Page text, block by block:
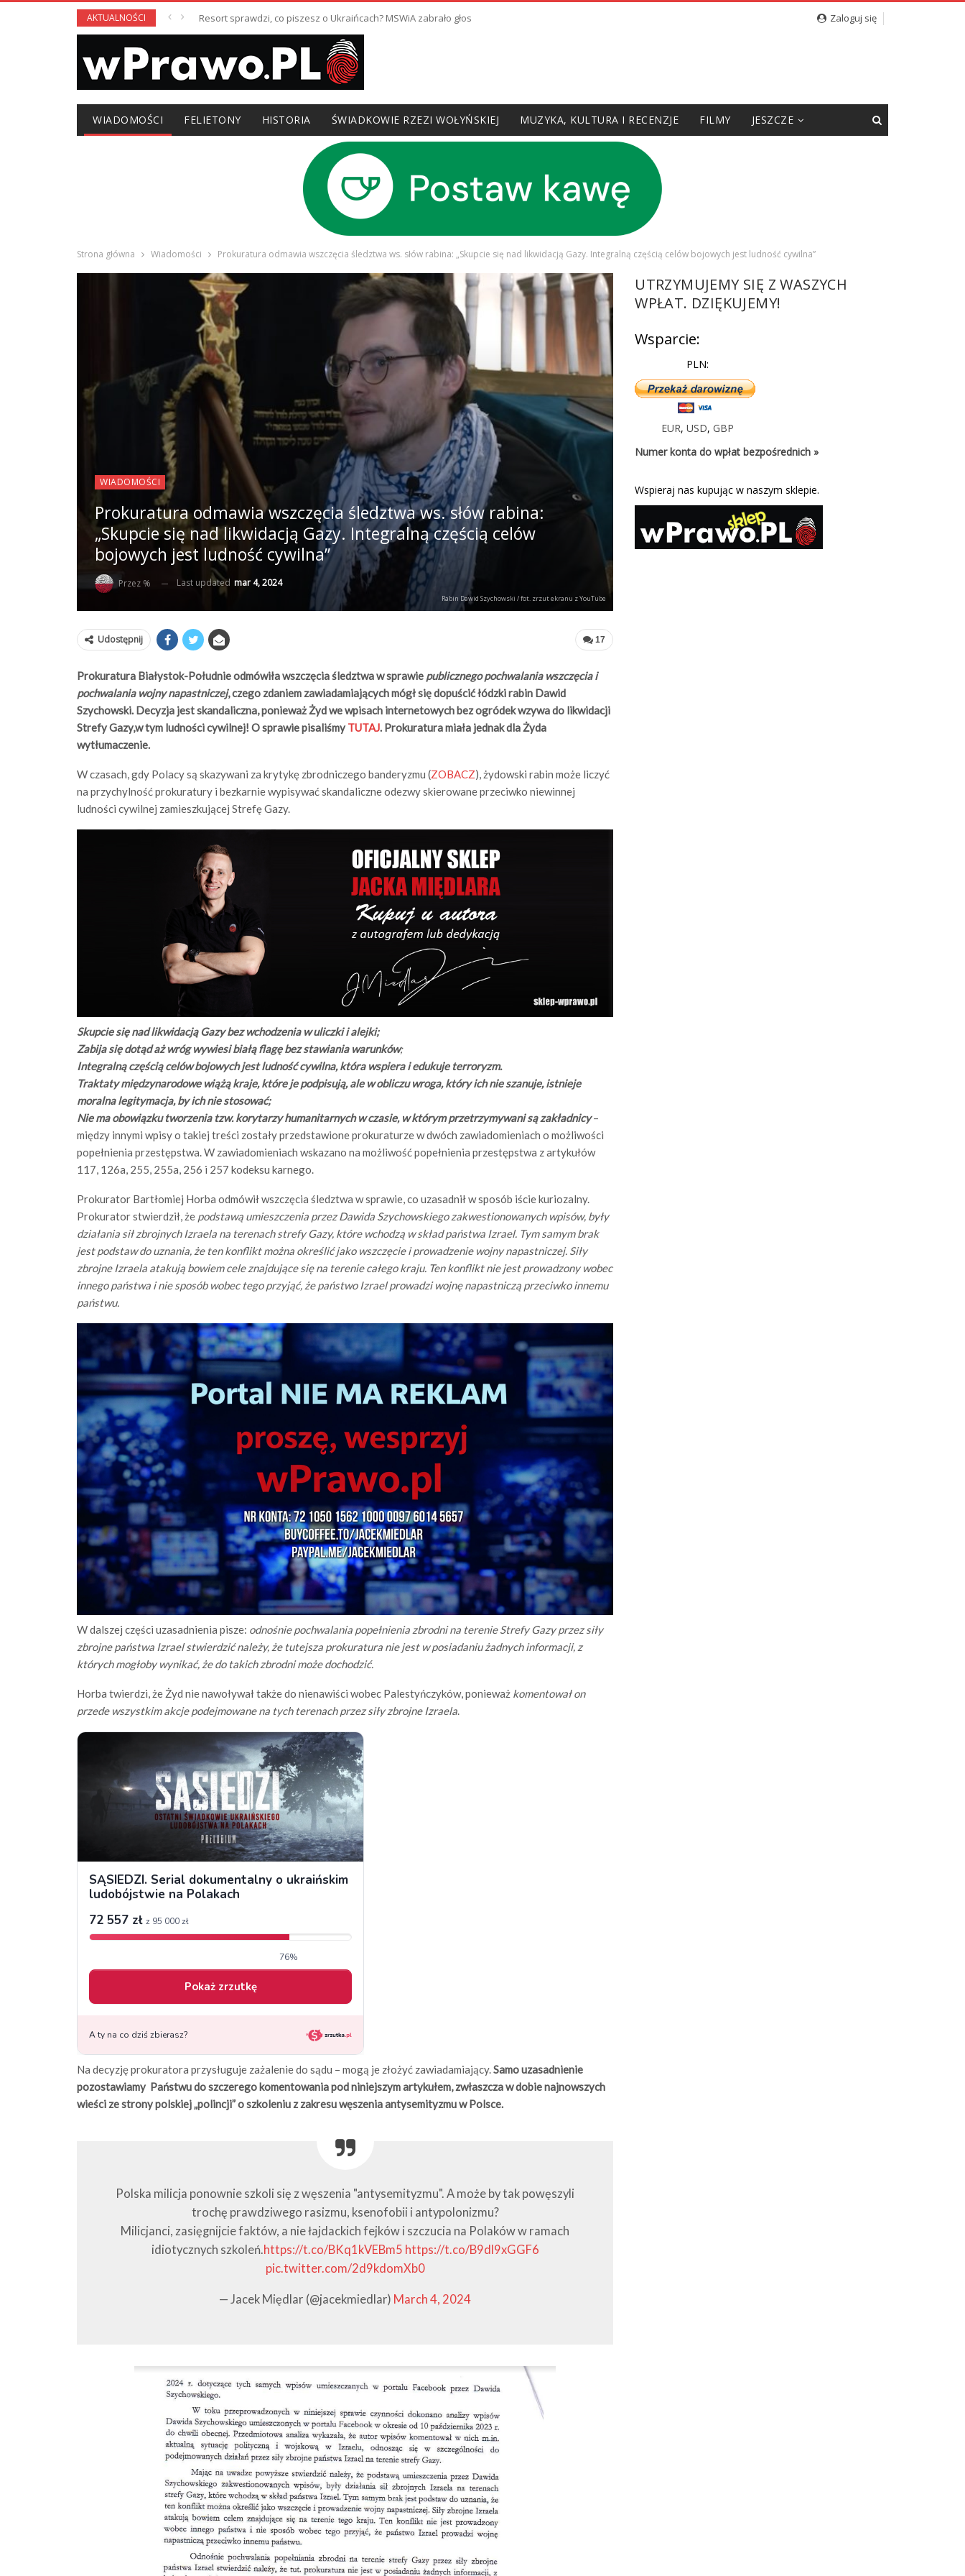
AKTUALNOŚCI Resort sprawdzi, co piszesz o Ukraińcach? MSWiA zabrało głos
D. Wojciechowska: Ile przecierpieli kresowi Polacy, tego żadne pióro w pełni nie odda Zaloguj się
WIADOMOŚCI FELIETONY HISTORIA ŚWIADKOWIE RZEZI WOŁYŃSKIEJ MUZYKA, KULTURA I RECENZJE FILMY JESZCZE
Strona główna Wiadomości Prokuratura odmawia wszczęcia śledztwa ws. słów rabina: „Skupcie się nad likwidacją Gazy. Integralną częścią celów bojowych jest ludność cywilna”
WIADOMOŚCI
Prokuratura odmawia wszczęcia śledztwa ws. słów rabina:
„Skupcie się nad likwidacją Gazy. Integralną częścią celów
bojowych jest ludność cywilna”
Przez % Last updated mar 4, 2024
Rabin Dawid Szychowski / fot. zrzut ekranu z YouTube
17
Udostępnij
Prokuratura Białystok-Południe odmówiła wszczęcia śledztwa w sprawie publicznego pochwalania wszczęcia i
pochwalania wojny napastniczej, czego zdaniem zawiadamiających mógł się dopuścić łódzki rabin Dawid
Szychowski. Decyzja jest skandaliczna, ponieważ Żyd we wpisach internetowych bez ogródek wzywa do likwidacji
Strefy Gazy,w tym ludności cywilnej! O sprawie pisaliśmy TUTAJ. Prokuratura miała jednak dla Żyda
wytłumaczenie.
W czasach, gdy Polacy są skazywani za krytykę zbrodniczego banderyzmu (ZOBACZ), żydowski rabin może liczyć
na przychylność prokuratury i bezkarnie wypisywać skandaliczne odezwy skierowane przeciwko niewinnej
ludności cywilnej zamieszkującej Strefę Gazy.
Skupcie się nad likwidacją Gazy bez wchodzenia w uliczki i alejki;
Zabija się dotąd aż wróg wywiesi białą flagę bez stawiania warunków;
Integralną częścią celów bojowych jest ludność cywilna, która wspiera i edukuje terroryzm.
Traktaty międzynarodowe wiążą kraje, które je podpisują, ale w obliczu wroga, który ich nie szanuje, istnieje
moralna legitymacja, by ich nie stosować;
Nie ma obowiązku tworzenia tzw. korytarzy humanitarnych w czasie, w którym przetrzymywani są zakładnicy–
między innymi wpisy o takiej treści zostały przedstawione prokuraturze w dwóch zawiadomieniach o możliwości
popełnienia przestępstwa. W zawiadomieniach wskazano na możliwość popełnienia przestępstwa z artykułów
117, 126a, 255, 255a, 256 i 257 kodeksu karnego.
Prokurator Bartłomiej Horba odmówił wszczęcia śledztwa w sprawie, co uzasadnił w sposób iście kuriozalny.
Prokurator stwierdził, że podstawą umieszczenia przez Dawida Szychowskiego zakwestionowanych wpisów, były
działania sił zbrojnych Izraela na terenach strefy Gazy, które wchodzą w skład państwa Izrael. Tym samym brak
jest podstaw do uznania, że ten konflikt można określić jako wszczęcie i prowadzenie wojny napastniczej. Siły
zbrojne Izraela atakują bowiem cele znajdujące się na terenie całego kraju. Ten konflikt nie jest prowadzony wobec
innego państwa i nie sposób wobec tego przyjąć, że państwo Izrael prowadzi wojnę napastniczą przeciwko innemu
państwu.
W dalszej części uzasadnienia pisze: odnośnie pochwalania popełnienia zbrodni na terenie Strefy Gazy przez siły
zbrojne państwa Izrael stwierdzić należy, że tutejsza prokuratura nie jest w posiadaniu żadnych informacji, z
których mogłoby wynikać, że do takich zbrodni może dochodzić.
Horba twierdzi, że Żyd nie nawoływał także do nienawiści wobec Palestyńczyków, ponieważ komentował on
przede wszystkim akcje podejmowane na tych terenach przez siły zbrojne Izraela.
Na decyzję prokuratora przysługuje zażalenie do sądu – mogą je złożyć zawiadamiający.Samo uzasadnienie
pozostawiamy Państwu do szczerego komentowania pod niniejszym artykułem, zwłaszcza w dobie najnowszych
wieści ze strony polskiej „polincji” o szkoleniu z zakresu węszenia antysemityzmu w Polsce.
Polska milicja ponownie szkoli się z węszenia "antysemityzmu". A może by tak powęszyli
trochę prawdziwego rasizmu, ksenofobii i antypolonizmu?
Milicjanci, zasięgnijcie faktów, a nie łajdackich fejków i szczucia na Polaków w ramach
idiotycznych szkoleń.https://t.co/BKq1kVEBm5 https://t.co/B9dl9xGGF6
pic.twitter.com/2d9kdomXb0
— Jacek Międlar (@jacekmiedlar) March 4, 2024
UTRZYMUJEMY SIĘ Z WASZYCH
WPŁAT. DZIĘKUJEMY!
Wsparcie:
PLN:
EUR,USD,GBP
Numer konta do wpłat bezpośrednich »
Wspieraj nas kupując w naszym sklepie.